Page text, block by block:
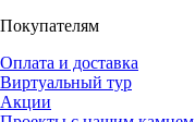
Покупателям
Оплата и доставка
Виртуальный тур
Акции